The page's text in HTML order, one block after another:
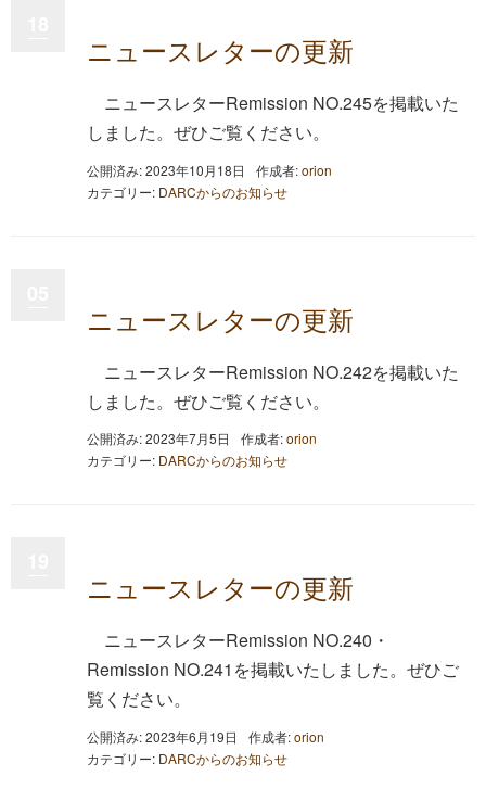
ニュースレターの更新
ニュースレターRemission NO.245を掲載いた
しました。ぜひご覧ください。
公開済み: 2023年10月18日 作成者:orion
カテゴリー: DARCからのお知らせ
ニュースレターの更新
ニュースレターRemission NO.242を掲載いた
しました。ぜひご覧ください。
公開済み: 2023年7月5日 作成者:orion
カテゴリー: DARCからのお知らせ
ニュースレターの更新
ニュースレターRemission NO.240・
Remission NO.241を掲載いたしました。ぜひご
覧ください。
公開済み: 2023年6月19日 作成者:orion
カテゴリー: DARCからのお知らせ